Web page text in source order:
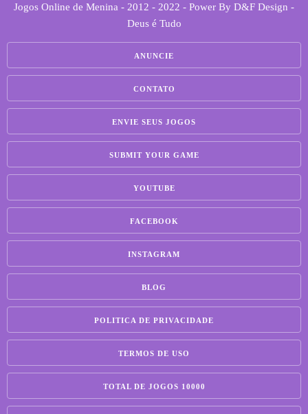
Jogos Online de Menina - 2012 - 2022 - Power By D&F Design -
Deus é Tudo
ANUNCIE
CONTATO
ENVIE SEUS JOGOS
SUBMIT YOUR GAME
YOUTUBE
FACEBOOK
INSTAGRAM
BLOG
POLITICA DE PRIVACIDADE
TERMOS DE USO
TOTAL DE JOGOS 10000